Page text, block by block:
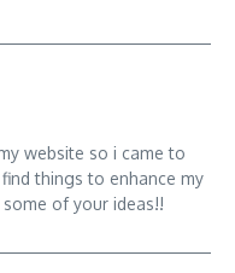
website so i came to
things to enhance my
of your ideas!!